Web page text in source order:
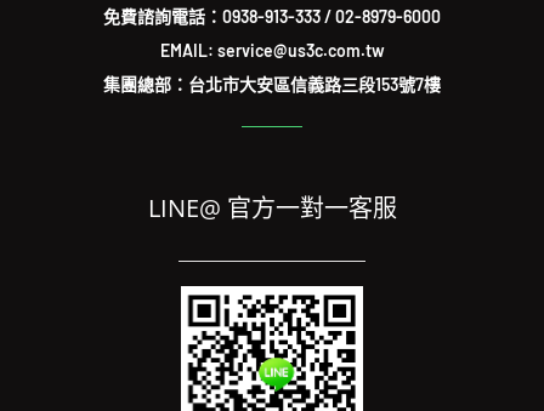
免費諮詢電話： 0938-913-333/02-8979-6000
EMAIL: service@us3c.com.tw
集團總部：台北市大安區信義路三段153號7樓
LINE@ 官方一對一客服